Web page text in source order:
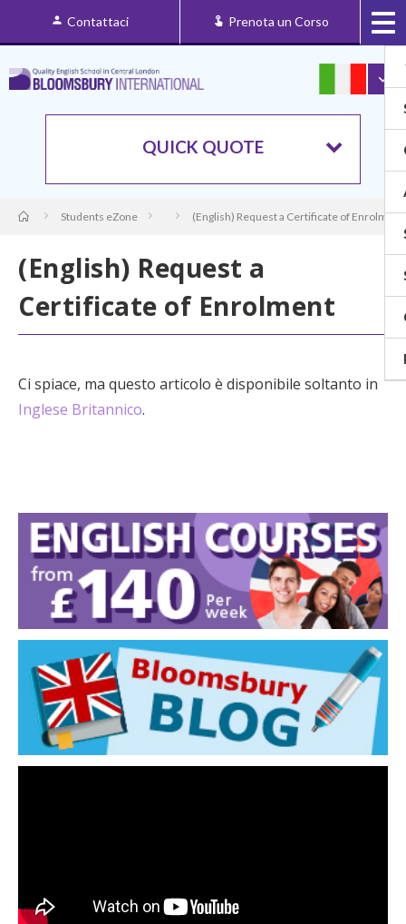
Contattaci Prenota un Corso
QUICK QUOTE
Students eZone (English) Request a Certificate of Enrolment
(English) Request a
Certificate of Enrolment
Ci spiace, ma questo articolo è disponibile soltanto in
Inglese Britannico.